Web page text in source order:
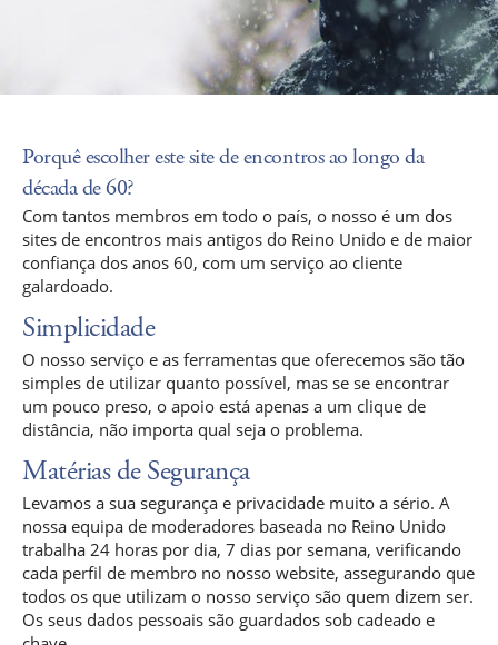
Porquê escolher este site de encontros ao longo da
década de 60?
Com tantos membros em todo o país, o nosso é um dos
sites de encontros mais antigos do Reino Unido e de maior
confiança dos anos 60, com um serviço ao cliente
galardoado.
Simplicidade
O nosso serviço e as ferramentas que oferecemos são tão
simples de utilizar quanto possível, mas se se encontrar
um pouco preso, o apoio está apenas a um clique de
distância, não importa qual seja o problema.
Matérias de Segurança
Levamos a sua segurança e privacidade muito a sério. A
nossa equipa de moderadores baseada no Reino Unido
trabalha 24 horas por dia, 7 dias por semana, verificando
cada perfil de membro no nosso website, assegurando que
todos os que utilizam o nosso serviço são quem dizem ser.
Os seus dados pessoais são guardados sob cadeado e